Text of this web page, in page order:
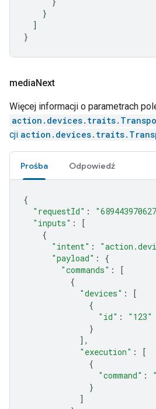
}
]
}
mediaNext
Więcej informacji o parametrach
cji
Prośba Odpowiedź
{
"requestId" :
"inputs" :
[
{
"intent" :
"payload" :
{
"commands" :
[
{
"devices" :
[
{
"id" :
"123"
}
],
"execution" :
[
{
"command" :
}
]